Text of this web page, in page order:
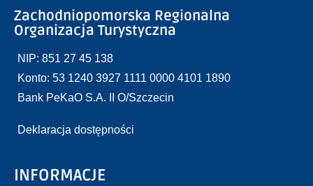
Zachodniopomorska Regionalna
Organizacja Turystyczna
NIP: 851 27 45 138
Konto: 53 1240 3927 1111 0000 4101 1890
Bank PeKaO S.A. II O/Szczecin
Deklaracja dostępności
INFORMACJE